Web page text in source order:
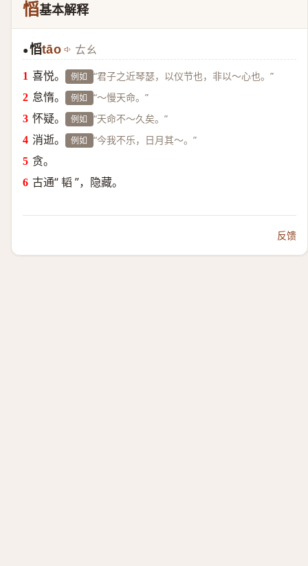
慆基本解释
●慆tāo ㄊㄠ
喜悦。 例如 “君子之近琴瑟，以仪节也，非以～心也。”
怠惰。 例如 “～慢天命。”
怀疑。 例如 “天命不～久矣。”
消逝。 例如 “今我不乐，日月其～。”
贪。
古通“ 韬 ”，隐藏。
反馈